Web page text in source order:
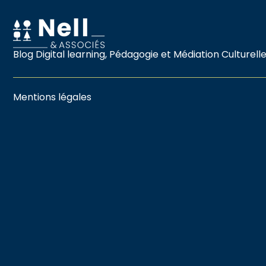
Blog Digital learning, Pédagogie et Médiation Culturelle
Mentions légales